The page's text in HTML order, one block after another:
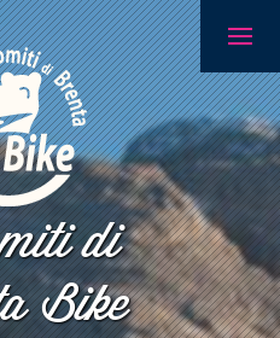
di
Bike